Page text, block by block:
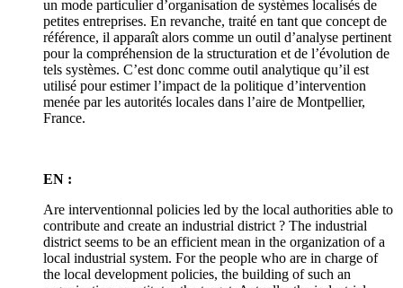
un mode particulier d’organisation de systèmes localisés de
petites entreprises. En revanche, traité en tant que concept de
référence, il apparaît alors comme un outil d’analyse pertinent
pour la compréhension de la structuration et de l’évolution de
tels systèmes. C’est donc comme outil analytique qu’il est
utilisé pour estimer l’impact de la politique d’intervention
menée par les autorités locales dans l’aire de Montpellier,
France.
EN :
Are interventionnal policies led by the local authorities able to
contribute and create an industrial district ? The industrial
district seems to be an efficient mean in the organization of a
local industrial system. For the people who are in charge of
the local development policies, the building of such an